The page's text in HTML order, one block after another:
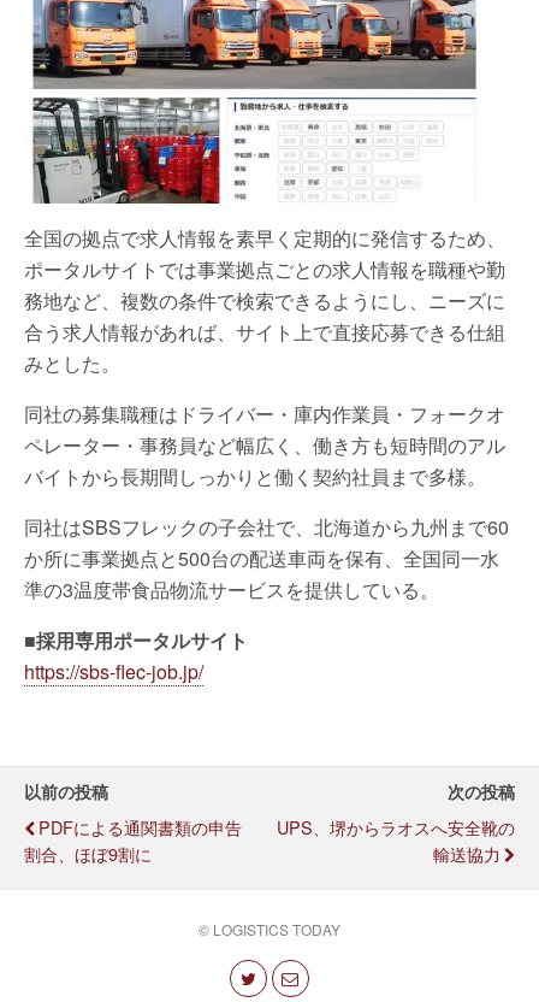
全国の拠点で求人情報を素早く定期的に発信するため、
ポータルサイトでは事業拠点ごとの求人情報を職種や勤
務地など、複数の条件で検索できるようにし、ニーズに
合う求人情報があれば、サイト上で直接応募できる仕組
みとした。
同社の募集職種はドライバー・庫内作業員・フォークオ
ペレーター・事務員など幅広く、働き方も短時間のアル
バイトから長期間しっかりと働く契約社員まで多様。
同社はSBSフレックの子会社で、北海道から九州まで60
か所に事業拠点と500台の配送車両を保有、全国同一水
準の3温度帯食品物流サービスを提供している。
■採用専用ポータルサイト
https://sbs-flec-job.jp/
以前の投稿
PDFによる通関書類の申告
割合、ほぼ9割に
次の投稿
UPS、堺からラオスへ安全靴の
輸送協力
© LOGISTICS TODAY